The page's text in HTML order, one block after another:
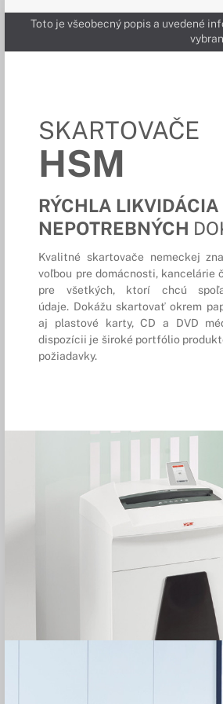
Toto je všeobecný popis a uvedené
SKARTOVAČE
HSM
RÝCHLA LIKVIDÁCIA
NEPOTREBNÝCH
Kvalitné skartovače nemeckej
voľbou pre domácnosti, kancelárie
pre všetkých, ktorí chcú
údaje. Dokážu skartovať okrem
aj plastové karty, CD a DVD
dispozícii je široké portfólio
požiadavky.